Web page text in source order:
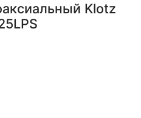
Klotz